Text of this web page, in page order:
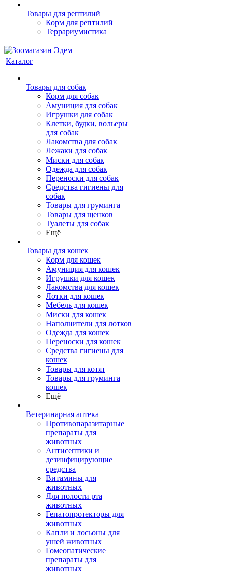
Товары для рептилий
Корм для рептилий
Террариумистика
Каталог
Товары для собак
Корм для собак
Амуниция для собак
Игрушки для собак
Клетки, будки, вольеры
для собак
Лакомства для собак
Лежаки для собак
Миски для собак
Одежда для собак
Переноски для собак
Средства гигиены для
собак
Товары для груминга
Товары для щенков
Туалеты для собак
Ещё
Товары для кошек
Корм для кошек
Амуниция для кошек
Игрушки для кошек
Лакомства для кошек
Лотки для кошек
Мебель для кошек
Миски для кошек
Наполнители для лотков
Одежда для кошек
Переноски для кошек
Средства гигиены для
кошек
Товары для котят
Товары для груминга
кошек
Ещё
Ветеринарная аптека
Противопаразитарные
препараты для
животных
Антисептики и
дезинфицирующие
средства
Витамины для
животных
Для полости рта
животных
Гепатопротекторы для
животных
Капли и лосьоны для
ушей животных
Гомеопатические
препараты для
животных